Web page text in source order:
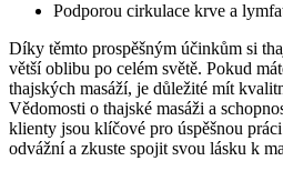
Podporou cirkulace krve a
Díky těmto prospěšným účinkům si
větší oblibu po celém světě. Pokud
thajských masáží, je důležité mít
Vědomosti o thajské masáži a
klienty jsou klíčové pro úspěšnou
odvážní a zkuste spojit svou lásku k